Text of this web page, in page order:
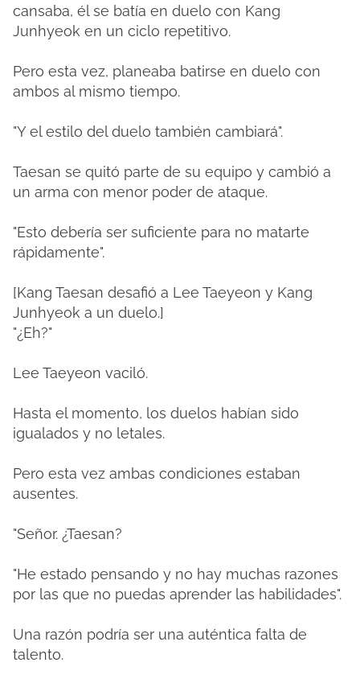
cansaba, él se batía en duelo con Kang
Junhyeok en un ciclo repetitivo.
Pero esta vez, planeaba batirse en duelo con
ambos al mismo tiempo.
"Y el estilo del duelo también cambiará".
Taesan se quitó parte de su equipo y cambió a
un arma con menor poder de ataque.
"Esto debería ser suficiente para no matarte
rápidamente".
[Kang Taesan desafió a Lee Taeyeon y Kang
Junhyeok a un duelo.]
"¿Eh?"
Lee Taeyeon vaciló.
Hasta el momento, los duelos habían sido
igualados y no letales.
Pero esta vez ambas condiciones estaban
ausentes.
"Señor. ¿Taesan?
"He estado pensando y no hay muchas razones
por las que no puedas aprender las habilidades".
Una razón podría ser una auténtica falta de
talento.